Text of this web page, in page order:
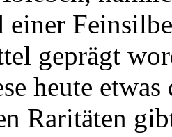
einer
geprägt
heute
Raritäten